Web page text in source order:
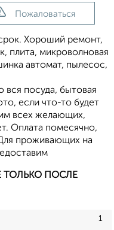
Пожаловаться
Хороший ремонт,
плита, микроволновая
автомат, пылесос,
вся посуда, бытовая
если что-то будет
всех желающих,
Оплата помесячно,
проживающих на
ТОЛЬКО ПОСЛЕ
1